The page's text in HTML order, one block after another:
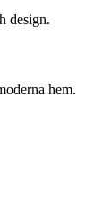
design.
hem.